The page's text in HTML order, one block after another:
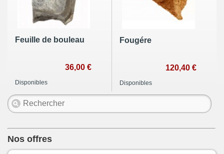
Feuille de bouleau
36,00 €
Disponibles
Fougére
120,40 €
Disponibles
Nos offres